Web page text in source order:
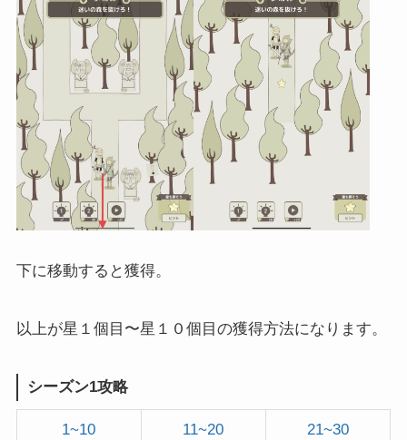
下に移動すると獲得。
以上が星１個目〜星１０個目の獲得方法になります。
シーズン1攻略
1~10 11~20 21~30